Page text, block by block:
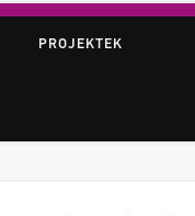
PROJEKTEK